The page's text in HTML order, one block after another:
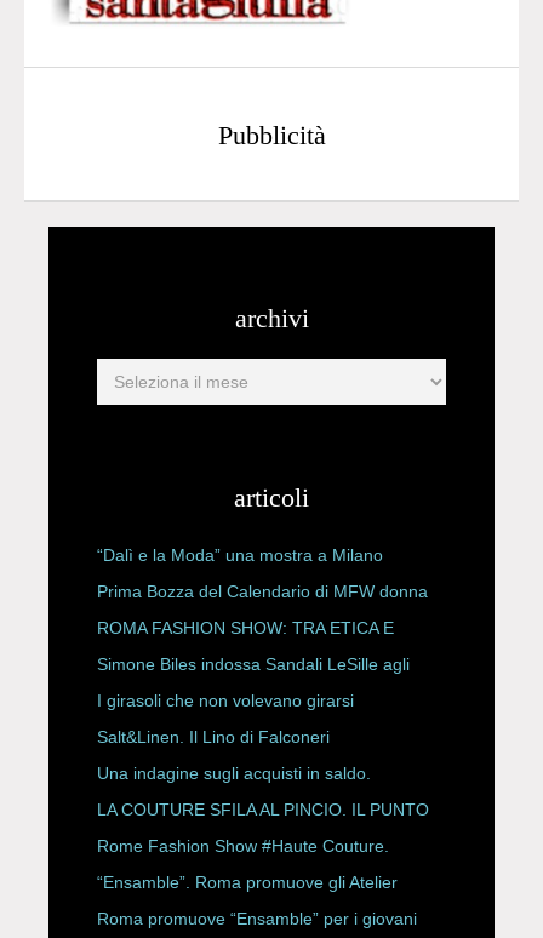
Pubblicità
archivi
articoli
“Dalì e la Moda” una mostra a Milano
Prima Bozza del Calendario di MFW donna
P/E 2027
ROMA FASHION SHOW: TRA ETICA E
HAUTE COUTURE
Simone Biles indossa Sandali LeSille agli
ESPY Awards 2026
I girasoli che non volevano girarsi
Salt&Linen. Il Lino di Falconeri
Una indagine sugli acquisti in saldo.
LA COUTURE SFILA AL PINCIO. IL PUNTO
CON ALESSANDRO ONORATO E
ROBERTA ANGELILLI
Rome Fashion Show #Haute Couture.
“Ensamble”. Roma promuove gli Atelier
Storici
Roma promuove “Ensamble” per i giovani